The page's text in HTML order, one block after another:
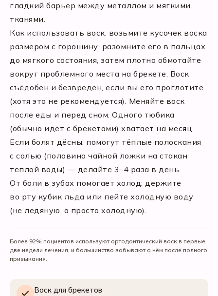
гладкий барьер между металлом и мягкими
тканями.
Как использовать воск: возьмите кусочек воска
размером с горошину, разомните его в пальцах
до мягкого состояния, затем плотно обмотайте
вокруг проблемного места на брекете. Воск
съёдобен и безвреден, если вы его проглотите
(хотя это не рекомендуется). Меняйте воск
после еды и перед сном. Одного тюбика
(обычно идёт с брекетами) хватает на месяц.
Если болят дёсны, помогут тёплые полоскания
с солью (половина чайной ложки на стакан
тёплой воды) — делайте 3–4 раза в день.
От боли в зубах помогает холод: держите
во рту кубик льда или пейте холодную воду
(не ледяную, а просто холодную).
Более 92% пациентов используют ортодонтический воск в первые
две недели лечения, и большинство забывают о нём после полного
привыкания.
Воск для брекетов